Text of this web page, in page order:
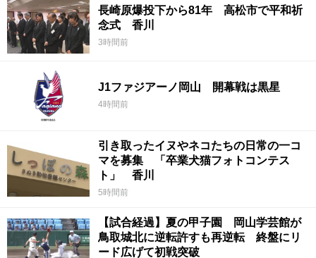
長崎原爆投下から81年 高松市で平和祈
念式 香川
3時間前
J1ファジアーノ岡山 開幕戦は黒星
4時間前
引き取ったイヌやネコたちの日常の一コ
マを募集 「卒業犬猫フォトコンテス
ト」 香川
5時間前
【試合経過】夏の甲子園 岡山学芸館が
鳥取城北に逆転許すも再逆転 終盤にリ
ード広げて初戦突破